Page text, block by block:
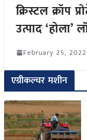
क्रिस्टल क्रॉप
उत्पाद ‘होला’
February 25, 2022
एग्रीकल्चर मशीन